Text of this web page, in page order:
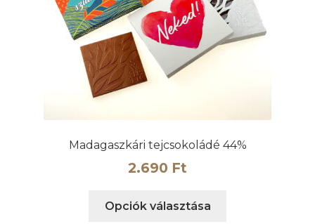
Madagaszkári tejcsokoládé 44%
2.690 Ft
Opciók választása